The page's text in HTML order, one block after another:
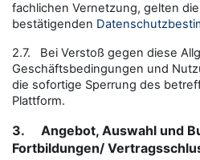
fachlichen Vernetzung, gelten
bestätigenden
2.7. Bei Verstoß gegen diese
Geschäftsbedingungen und
die sofortige Sperrung des
Plattform.
3. Angebot, Auswahl und
Fortbildungen/